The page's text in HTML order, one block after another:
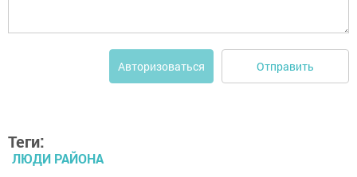
Авторизоваться Отправить
Теги:
ЛЮДИ РАЙОНА